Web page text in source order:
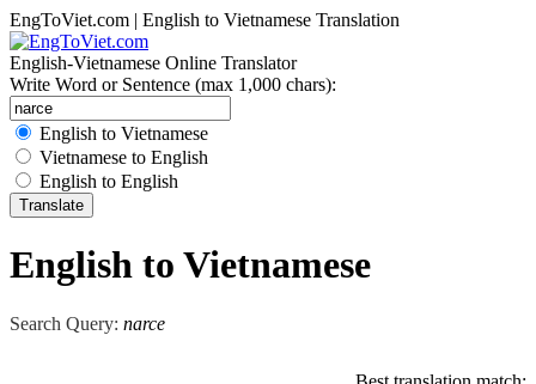
EngToViet.com | English to Vietnamese Translation
English-Vietnamese Online Translator
Write Word or Sentence (max 1,000 chars):
English to Vietnamese
Vietnamese to English
English to English
English to Vietnamese
Search Query: narce